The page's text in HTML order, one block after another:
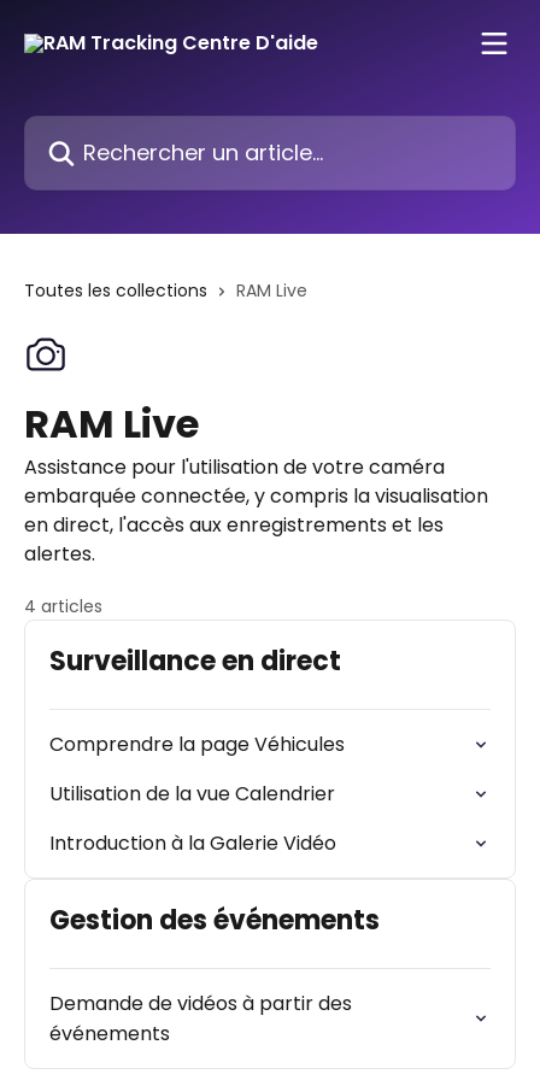
Rechercher un article...
Toutes les collections RAM Live
RAM Live
Assistance pour l'utilisation de votre caméra
embarquée connectée, y compris la visualisation
en direct, l'accès aux enregistrements et les
alertes.
4 articles
Surveillance en direct
Comprendre la page Véhicules
Utilisation de la vue Calendrier
Introduction à la Galerie Vidéo
Gestion des événements
Demande de vidéos à partir des
événements